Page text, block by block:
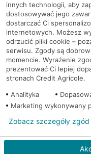
RODO
Regulamin serwisu
Mapa serwisu
PolitykaCookies
© 2026 Credit Agricole
innych technologii, aby
dostosowywać jego
dostarczać Ci
internetowych. Możesz
odrzucić pliki cookie –
serwisu. Zgody są
momencie. Wyrażenie
prezentować Ci lepiej
stronach Credit Agricole.
Analityka
Marketing wykonywany
Zobacz szczegóły zgód